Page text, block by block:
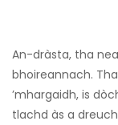
An-dràsta, tha
bhoireannach.
’mhargaidh, is
tlachd às a